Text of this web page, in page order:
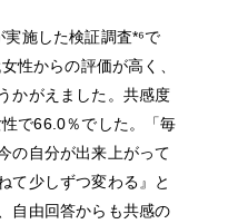
施した検証調査*⁶で
性からの評価が高く、
かがえました。共感度
で66.0％でした。「毎
の自分が出来上がって
て少しずつ変わる』と
自由回答からも共感の